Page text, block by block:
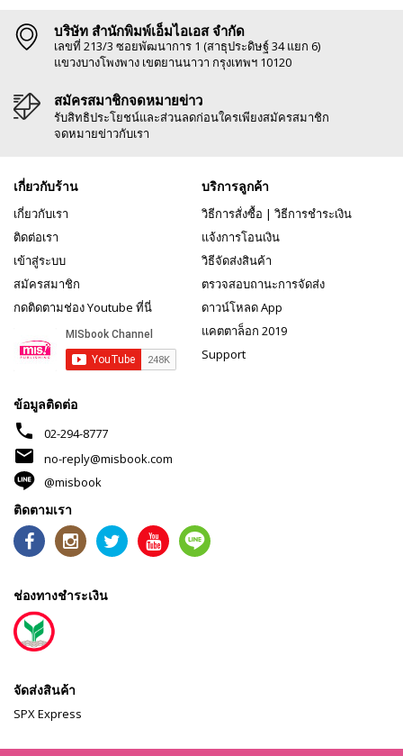
บริษัท สำนักพิมพ์เอ็มไอเอส จำกัด
เลขที่ 213/3 ซอยพัฒนาการ 1 (สาธุประดิษฐ์ 34 แยก 6)
แขวงบางโพงพาง เขตยานนาวา กรุงเทพฯ 10120
สมัครสมาชิกจดหมายข่าว
รับสิทธิประโยชน์และส่วนลดก่อนใครเพียงสมัครสมาชิก
จดหมายข่าวกับเรา
เกี่ยวกับร้าน
เกี่ยวกับเรา
ติดต่อเรา
เข้าสู่ระบบ
สมัครสมาชิก
กดติดตามช่อง Youtube ที่นี่
บริการลูกค้า
วิธีการสั่งซื้อ | วิธีการชำระเงิน
แจ้งการโอนเงิน
วิธีจัดส่งสินค้า
ตรวจสอบถานะการจัดส่ง
ดาวน์โหลด App
แคตตาล็อก 2019
Support
ข้อมูลติดต่อ
phone 02-294-8777
mail
no-reply@misbook.com
@misbook
ติดตามเรา
ช่องทางชำระเงิน
จัดส่งสินค้า
SPX Express